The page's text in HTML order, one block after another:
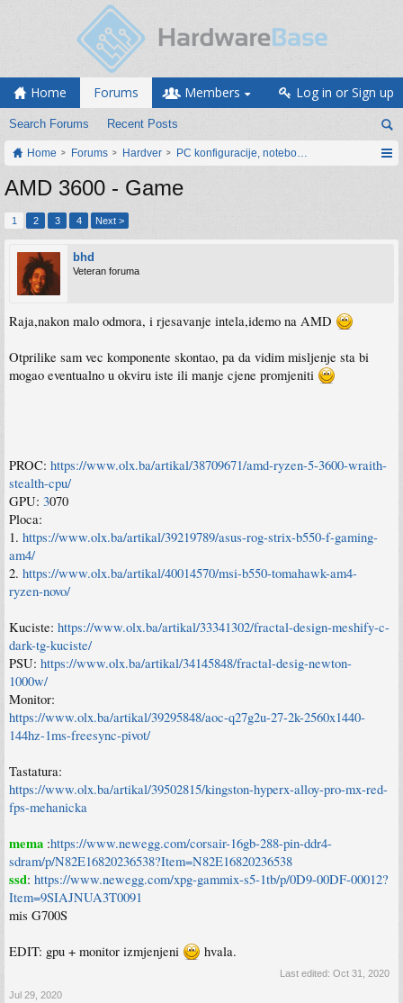
Home Forums
Search Forums Recent Posts
Members Log in or Sign up
Home Forums Hardver PC konfiguracije, notebook računari, servis
AMD 3600 - Game
1 2 3 4 Next >
bhd
Veteran foruma
Raja,nakon malo odmora, i rjesavanje intela,idemo na AMD
Otprilike sam vec komponente skontao, pa da vidim misljenje sta bi
mogao eventualno u okviru iste ili manje cjene promjeniti
PROC: https://www.olx.ba/artikal/38709671/amd-ryzen-5-3600-wraith-
stealth-cpu/
GPU: 3070
Ploca:
1. https://www.olx.ba/artikal/39219789/asus-rog-strix-b550-f-gaming-
am4/
2. https://www.olx.ba/artikal/40014570/msi-b550-tomahawk-am4-
ryzen-novo/
Kuciste: https://www.olx.ba/artikal/33341302/fractal-design-meshify-c-
dark-tg-kuciste/
PSU: https://www.olx.ba/artikal/34145848/fractal-desig-newton-
1000w/
Monitor:
https://www.olx.ba/artikal/39295848/aoc-q27g2u-27-2k-2560x1440-
144hz-1ms-freesync-pivot/
Tastatura:
https://www.olx.ba/artikal/39502815/kingston-hyperx-alloy-pro-mx-red-
fps-mehanicka
mema :https://www.newegg.com/corsair-16gb-288-pin-ddr4-
sdram/p/N82E16820236538?Item=N82E16820236538
ssd: https://www.newegg.com/xpg-gammix-s5-1tb/p/0D9-00DF-00012?
Item=9SIAJNUA3T0091
mis G700S
EDIT: gpu + monitor izmjenjeni hvala.
Last edited: Oct 31, 2020
Jul 29, 2020